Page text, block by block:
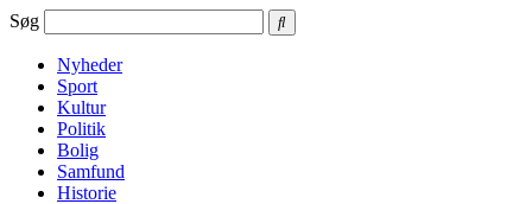
Søg
Nyheder
Sport
Kultur
Politik
Bolig
Samfund
Historie